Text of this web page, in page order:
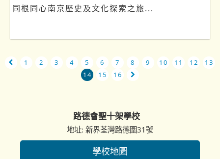
同根同心南京歷史及文化探索之旅...
1 2 3 4 5 6 7 8 9 10 11 12
13
14
15 16
路德會聖十架學校
地址: 新界荃灣路德圍31號
學校地圖